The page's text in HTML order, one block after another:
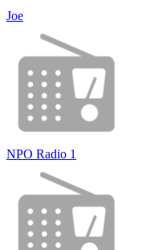
Joe
NPO Radio 1